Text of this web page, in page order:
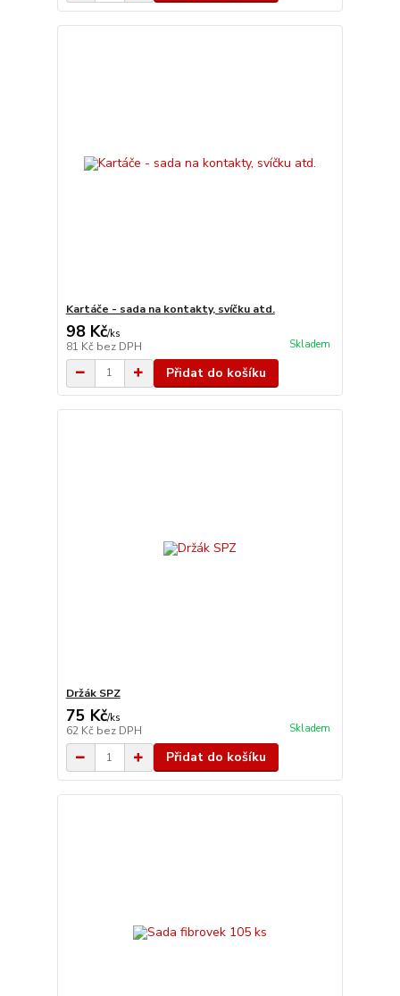
Kartáče - sada na kontakty, svíčku atd.
98 Kč/ks
81 Kč bez DPH Skladem
Přidat do košíku
Držák SPZ
75 Kč/ks
62 Kč bez DPH Skladem
Přidat do košíku